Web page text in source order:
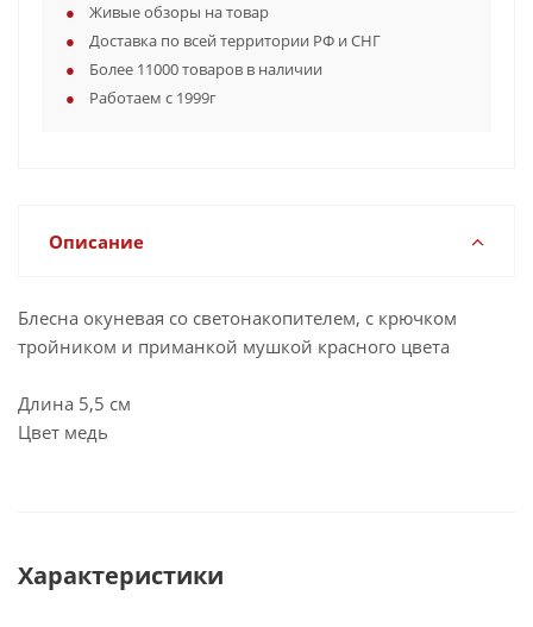
Живые обзоры на товар
Доставка по всей территории РФ и СНГ
Более 11000 товаров в наличии
Работаем с 1999г
Описание
Блесна окуневая со светонакопителем, с крючком
тройником и приманкой мушкой красного цвета
Длина 5,5 см
Цвет медь
Характеристики